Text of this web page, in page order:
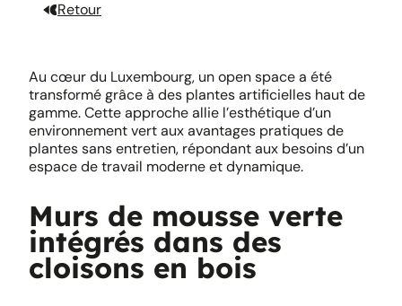
Retour
Au cœur du Luxembourg, un open space a été
transformé grâce à des plantes artificielles haut de
gamme. Cette approche allie l’esthétique d’un
environnement vert aux avantages pratiques de
plantes sans entretien, répondant aux besoins d’un
espace de travail moderne et dynamique.
Murs de mousse verte
intégrés dans des
cloisons en bois